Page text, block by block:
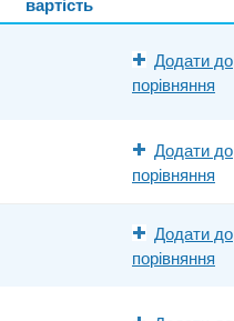
Додати до
порівняння
Додати до
порівняння
Додати до
порівняння